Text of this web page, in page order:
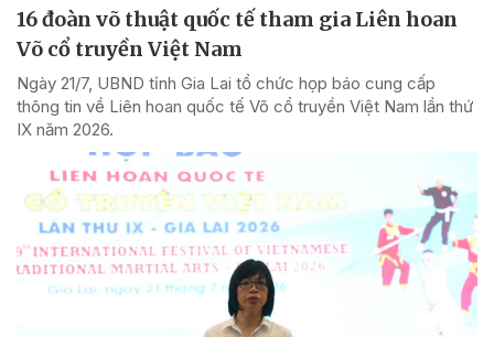
16 đoàn võ thuật quốc tế tham gia Liên hoan
Võ cổ truyền Việt Nam
Ngày 21/7, UBND tỉnh Gia Lai tổ chức họp báo cung cấp
thông tin về Liên hoan quốc tế Võ cổ truyền Việt Nam lần thứ
IX năm 2026.